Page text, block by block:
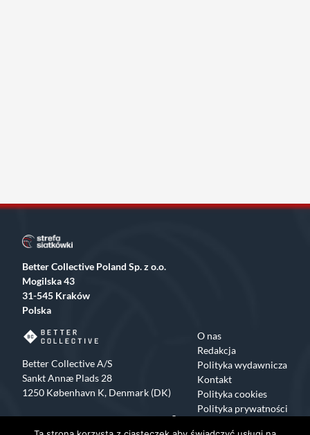
Better Collective Poland Sp. z o.o.
Mogilska 43
31-545 Kraków
Polska
Better Collective A/S
Sankt Annæ Plads 28
1250 København K, Denmark (DK)
O nas
Redakcja
Polityka wydawnicza
Kontakt
Polityka cookies
Polityka prywatności
Facebook
X Instagram
TikTok